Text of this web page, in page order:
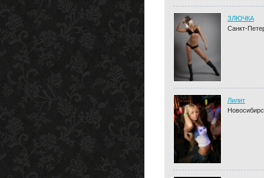
ЗЛЮЧКА
Санкт-
Лилит